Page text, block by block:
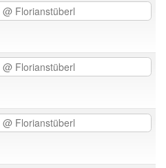
@ Florianstüberl
@ Florianstüberl
@ Florianstüberl